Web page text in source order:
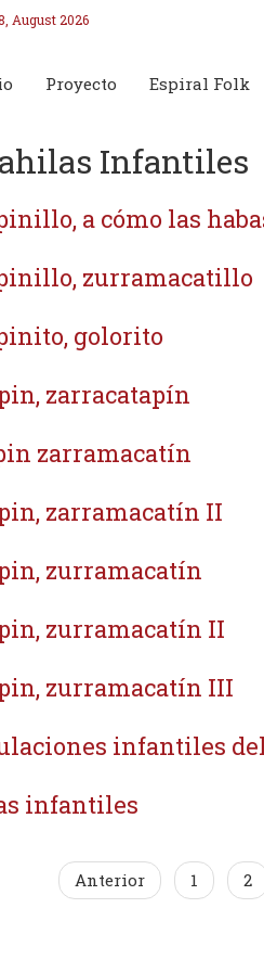
August 2026
Proyecto Espiral Folk
Infantiles
a cómo las
zurramacatillo
golorito
zarracatapín
zarramacatín
zarramacatín II
zurramacatín
zurramacatín II
zurramacatín III
infantiles
infantiles
Anterior 1 2